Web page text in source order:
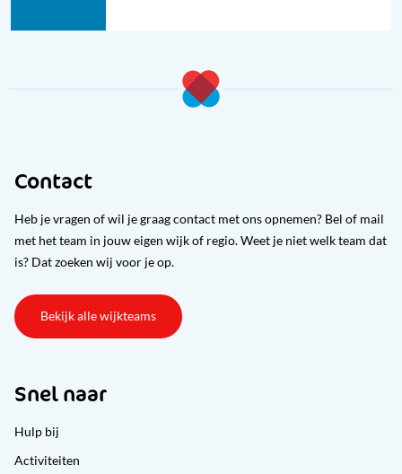
Contact
Heb je vragen of wil je graag contact met ons opnemen? Bel of mail
met het team in jouw eigen wijk of regio. Weet je niet welk team dat
is? Dat zoeken wij voor je op.
Bekijk alle wijkteams
Snel naar
Hulp bij
Activiteiten